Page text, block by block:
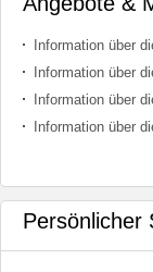
Information über
Information über
Persönlicher